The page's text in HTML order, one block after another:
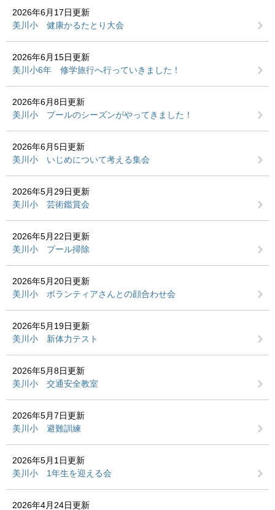
2026年6月17日更新
美川小 健康かるたとり大会
2026年6月15日更新
美川小6年 修学旅行へ行っていきました！
2026年6月8日更新
美川小 プールのシーズンがやってきました！
2026年6月5日更新
美川小 いじめについて考える集会
2026年5月29日更新
美川小 芸術鑑賞会
2026年5月22日更新
美川小 プール掃除
2026年5月20日更新
美川小 ボランティアさんとの顔合わせ会
2026年5月19日更新
美川小 新体力テスト
2026年5月8日更新
美川小 交通安全教室
2026年5月7日更新
美川小 避難訓練
2026年5月1日更新
美川小 1年生を迎える会
2026年4月24日更新